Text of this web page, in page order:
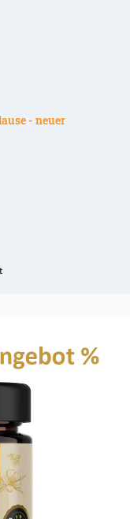
- neuer